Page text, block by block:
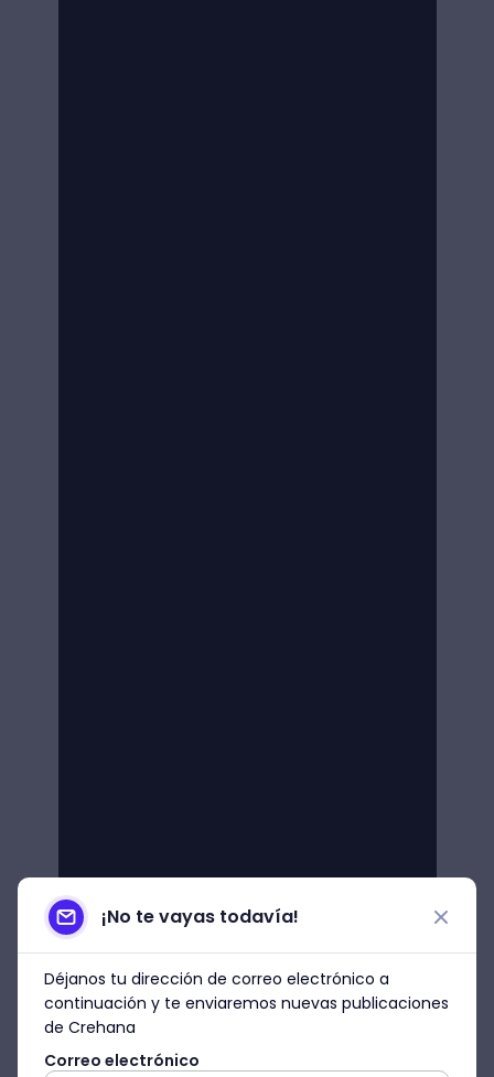
¡No te vayas todavía!
Déjanos tu dirección de correo electrónico a
continuación y te enviaremos nuevas publicaciones
de Crehana
Correo electrónico